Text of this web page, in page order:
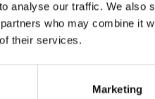
analyse our traffic. We also
who may combine it
their services.
Marketing
alla prova, riconoscere,
manifestazione fisica
dell’Altopiano: la